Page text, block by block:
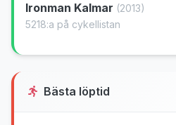
Ironman Kalmar (2013)
5218:a på cykellistan
Bästa löptid